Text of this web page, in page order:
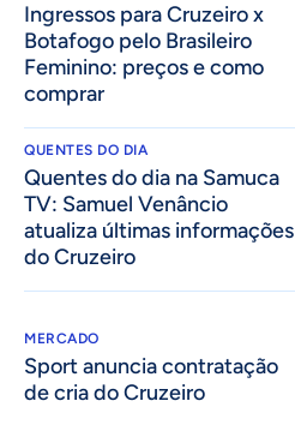
Ingressos para Cruzeiro x
Botafogo pelo Brasileiro
Feminino: preços e como
comprar
QUENTES DO DIA
Quentes do dia na Samuca
TV: Samuel Venâncio
atualiza últimas informações
do Cruzeiro
MERCADO
Sport anuncia contratação
de cria do Cruzeiro